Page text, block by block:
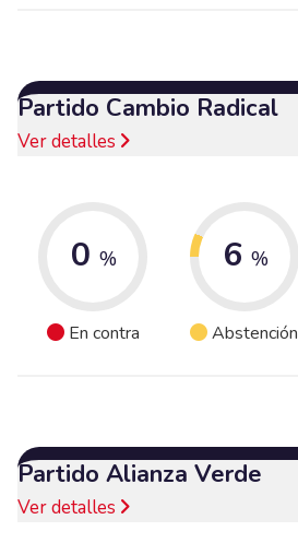
Partido Cambio Radical
Ver detalles
0 %
En contra
6 %
Abstención
Partido Alianza Verde
Ver detalles